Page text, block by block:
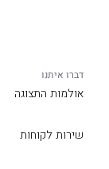
דברו איתנו
אולמות התצוגה
שירות לקוחות